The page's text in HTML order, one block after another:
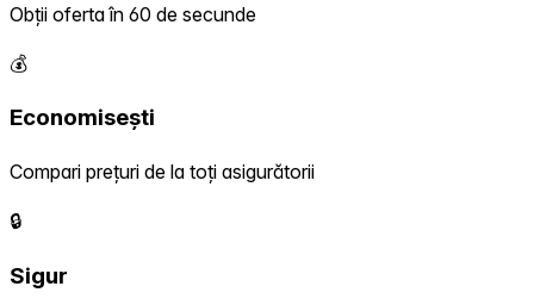
Obții oferta în 60 de secunde
💰
Economisești
Compari prețuri de la toți asigurătorii
🔒
Sigur